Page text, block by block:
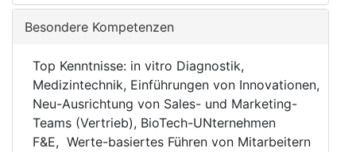
Besondere Kompetenzen
Top Kenntnisse: in vitro Diagnostik,
Medizintechnik, Einführungen von Innovationen,
Neu-Ausrichtung von Sales- und Marketing-
Teams (Vertrieb), BioTech-UNternehmen
F&E, Werte-basiertes Führen von Mitarbeitern